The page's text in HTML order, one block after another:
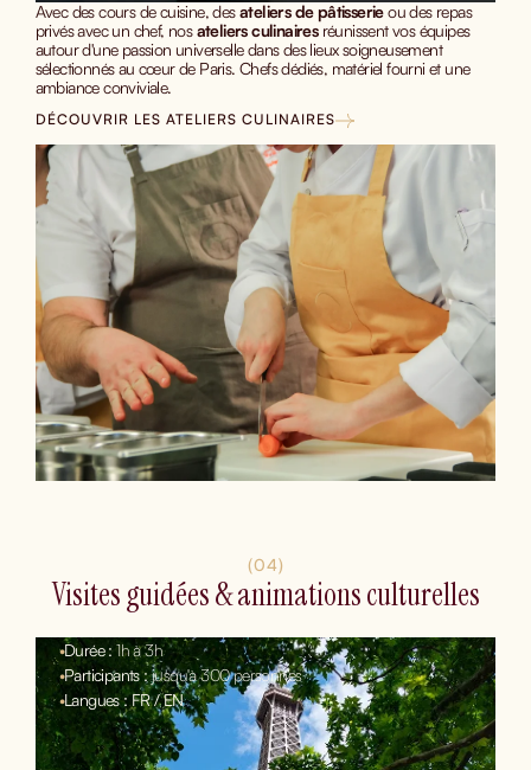
Avec des cours de cuisine, desateliers de pâtisserieou des repas
privés avec un chef, nosateliers culinairesréunissent vos équipes
autour d'une passion universelle dans des lieux soigneusement
sélectionnés au cœur de Paris. Chefs dédiés, matériel fourni et une
ambianceconviviale.
DÉCOUVRIR LES ATELIERS CULINAIRES
(04)
Visites guidées & animations culturelles
•Durée :1h à 3h
•Participants :jusqu'à 300 personnes
•Langues : FR / EN